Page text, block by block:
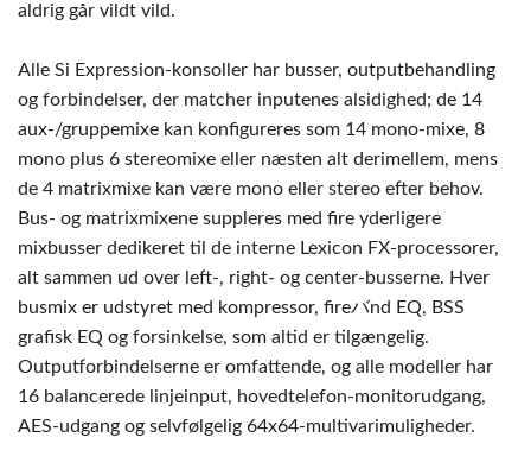
aldrig går vildt vild.
Alle Si Expression-konsoller har busser, outputbehandling
og forbindelser, der matcher inputenes alsidighed; de 14
aux-/gruppemixe kan konfigureres som 14 mono-mixe, 8
mono plus 6 stereomixe eller næsten alt derimellem, mens
de 4 matrixmixe kan være mono eller stereo efter behov.
Bus- og matrixmixene suppleres med fire yderligere
mixbusser dedikeret til de interne Lexicon FX-processorer,
alt sammen ud over left-, right- og center-busserne. Hver
busmix er udstyret med kompressor, fireバnd EQ, BSS
grafisk EQ og forsinkelse, som altid er tilgængelig.
Outputforbindelserne er omfattende, og alle modeller har
16 balancerede linjeinput, hovedtelefon-monitorudgang,
AES-udgang og selvfølgelig 64x64-multivarimuligheder.